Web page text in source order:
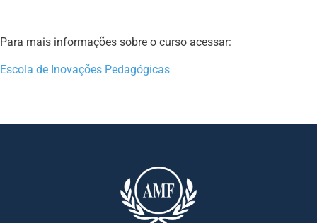
Para mais informações sobre o curso acessar:
Escola de Inovações Pedagógicas